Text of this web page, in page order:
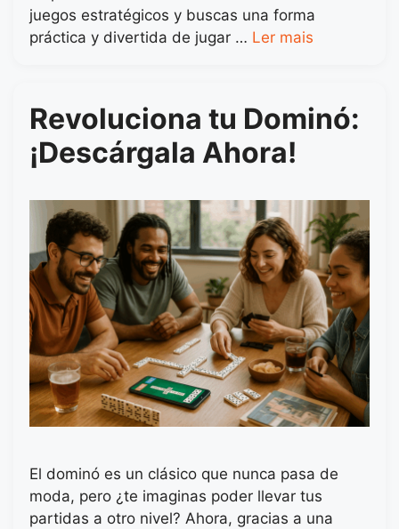
juegos estratégicos y buscas una forma
práctica y divertida de jugar … Ler mais
Revoluciona tu Dominó:
¡Descárgala Ahora!
El dominó es un clásico que nunca pasa de
moda, pero ¿te imaginas poder llevar tus
partidas a otro nivel? Ahora, gracias a una